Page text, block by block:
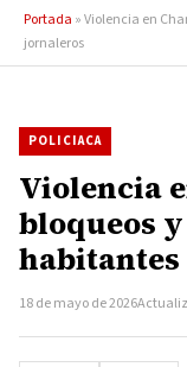
Portada »Violencia en
jornaleros
POLICIACA
Violencia
bloqueos
18 de mayo de 2026